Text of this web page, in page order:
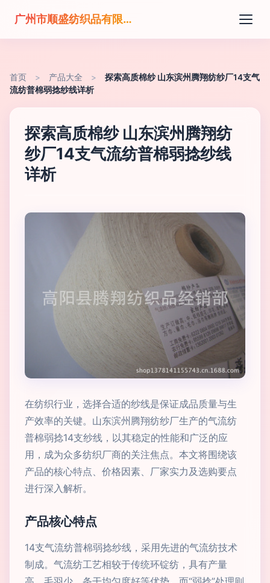
广州市顺盛纺织品有限公司
首页 > 产品大全 >
探索高质棉纱 山东滨州腾翔纺纱厂14支气
流纺普棉弱捻纱线详析
探索高质棉纱 山东滨州腾翔纺
纱厂14支气流纺普棉弱捻纱线
详析
在纺织行业，选择合适的纱线是保证成品质量与生
产效率的关键。山东滨州腾翔纺纱厂生产的气流纺
普棉弱捻14支纱线，以其稳定的性能和广泛的应
用，成为众多纺织厂商的关注焦点。本文将围绕该
产品的核心特点、价格因素、厂家实力及选购要点
进行深入解析。
产品核心特点
14支气流纺普棉弱捻纱线，采用先进的气流纺技术
制成。气流纺工艺相较于传统环锭纺，具有产量